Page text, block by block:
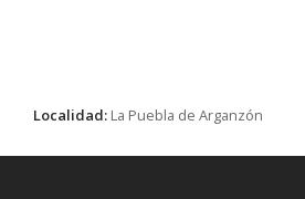
Localidad: La Puebla de Arganzón